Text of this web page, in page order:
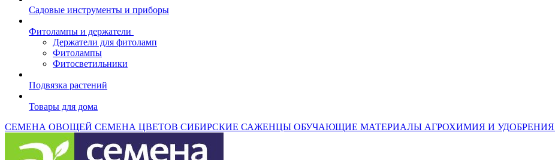
Садовые инструменты и приборы
Фитолампы и держатели
Держатели для фитоламп
Фитолампы
Фитосветильники
Подвязка растений
Товары для дома
СЕМЕНА ОВОЩЕЙ СЕМЕНА ЦВЕТОВ СИБИРСКИЕ САЖЕНЦЫ ОБУЧАЮЩИЕ МАТЕРИАЛЫ АГРОХИМИЯ И УДОБРЕНИЯ